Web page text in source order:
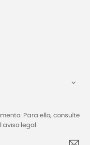

Para ello, consulte
aviso legal.